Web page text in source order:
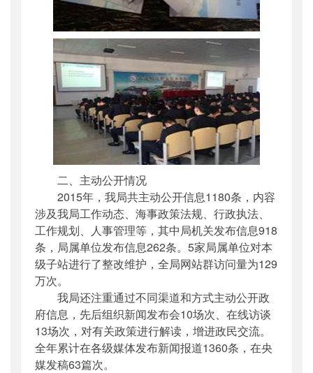
二、主动公开情况
2015年，我局共主动公开信息1180条，内容
涉及我局工作动态、海事政策法规、行政执法、
工作规划、人事管理等，其中局机关发布信息918
条，局属单位发布信息262条。5家局属单位对本
级子站进行了整改维护，全局网站群访问量为129
万次。
我局还注重通过不同渠道和方式主动公开政
府信息，先后组织新闻发布会10场次、在线访谈
13场次，对有关政策进行解读，增进政民交流。
全年累计在各级媒体发布新闻报道1360条，在央
媒发稿63篇次。